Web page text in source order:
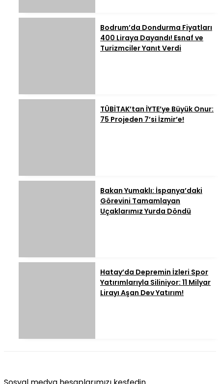
Bodrum’da Dondurma Fiyatları
400 Liraya Dayandı! Esnaf ve
Turizmciler Yanıt Verdi
TÜBİTAK’tan İYTE’ye Büyük Onur:
75 Projeden 7’si İzmir’e!
Bakan Yumaklı: İspanya’daki
Görevini Tamamlayan
Uçaklarımız Yurda Döndü
Hatay’da Depremin İzleri Spor
Yatırımlarıyla Siliniyor: 11 Milyar
Lirayı Aşan Dev Yatırım!